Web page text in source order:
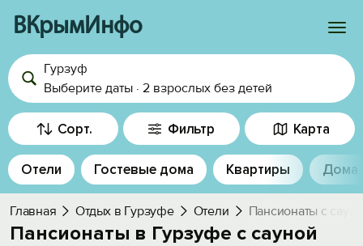
ВКрымИнфо
Войти
Избранное
История просмотра
Добавить свой объект
Гурзуф
Выберите даты · 2 взрослых без детей
Сорт. Фильтр Карта
Отели Гостевые дома Квартиры Дома
Главная Отдых в Гурзуфе Отели Пансионаты с
Пансионаты в Гурзуфе с сауной